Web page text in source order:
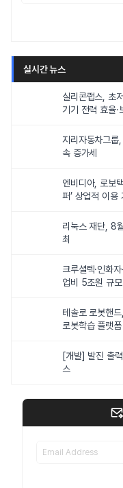
실시간 뉴스
실리콘랩스, 초
기기 전력 효율·
지리자동차그
속 증가세
엔비디아, 로보
퍼’ 상업적 이용
리눅스 재단, 8
최
크루셜텍·인화
업비 5조원 규모
테솔로 로봇핸
로봇학습 플랫
[개발] 발진 출
스